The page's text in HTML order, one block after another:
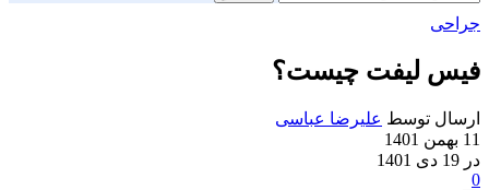
جراحی
فیس لیفت چیست؟
ارسال توسط علیرضا عباسی
11 بهمن 1401
در 19 دی 1401
0